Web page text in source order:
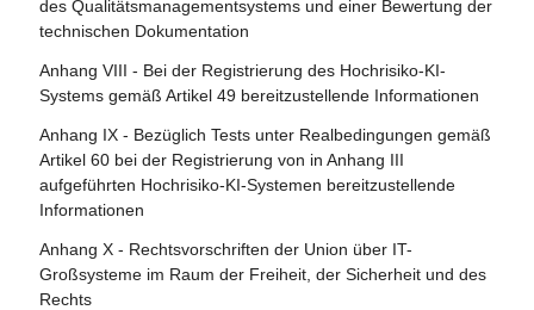
Artikel 81 - Schutzklauselverfahren der Union
Artikel 82 - Konforme KI-Systeme, die ein Risiko bergen
Artikel 83 - Formale Nichtkonformität
Artikel 84 - Unionsstrukturen zur Unterstützung der
Prüfung von KI
Artikel 85 - Recht auf Beschwerde bei einer
Marktüberwachungsbehörde
des Qualitätsmanagementsystems und einer Bewertung der
technischen Dokumentation
Anhang VIII - Bei der Registrierung des Hochrisiko-KI-
Systems gemäß Artikel 49 bereitzustellende Informationen
Anhang IX - Bezüglich Tests unter Realbedingungen gemäß
Artikel 60 bei der Registrierung von in Anhang III
aufgeführten Hochrisiko-KI-Systemen bereitzustellende
Informationen
Anhang X - Rechtsvorschriften der Union über IT-
Großsysteme im Raum der Freiheit, der Sicherheit und des
Rechts